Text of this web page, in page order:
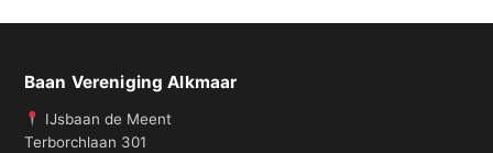
Baan Vereniging Alkmaar
IJsbaan de Meent
Terborchlaan 301